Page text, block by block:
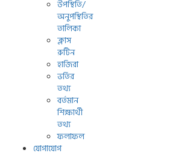
উপস্থিতি/
অনুপস্থিতির
তালিকা
ক্লাস
রুটিন
হাজিরা
ভর্তির
তথ্য
বর্তমান
শিক্ষার্থী
তথ্য
ফলাফল
যোগাযোগ